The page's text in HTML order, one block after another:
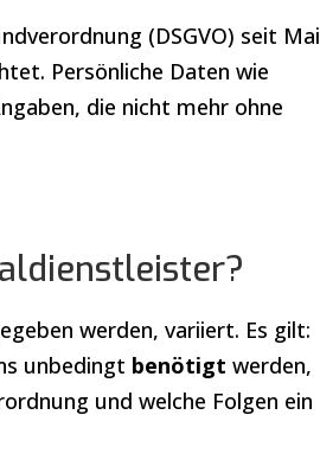
(DSGVO) seit Mai
Persönliche Daten wie
die nicht mehr ohne
werden, variiert. Es gilt:
unbedingt benötigt werden,
und welche Folgen ein